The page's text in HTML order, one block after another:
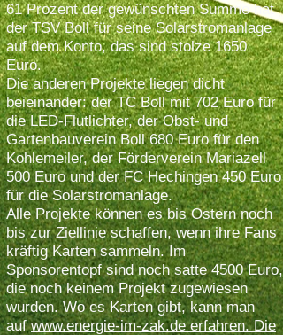
61 Prozent der gewünschten Summe hat
der TSV Boll für seine Solarstromanlage
auf dem Konto, das sind stolze 1650
Euro.
Die anderen Projekte liegen dicht
beieinander: der TC Boll mit 702 Euro für
die LED-Flutlichter, der Obst- und
Gartenbauverein Boll 680 Euro für den
Kohlemeiler, der Förderverein Mariazell
500 Euro und der FC Hechingen 450 Euro
für die Solarstromanlage.
Alle Projekte können es bis Ostern noch
bis zur Ziellinie schaffen, wenn ihre Fans
kräftig Karten sammeln. Im
Sponsorentopf sind noch satte 4500 Euro,
die noch keinem Projekt zugewiesen
wurden. Wo es Karten gibt, kann man
aufwww.energie-im-zak.deerfahren. Die